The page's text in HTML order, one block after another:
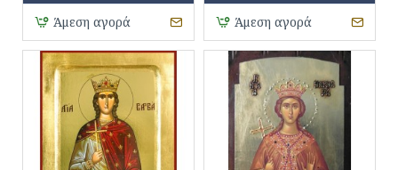
Άμεση αγορά Άμεση αγορά